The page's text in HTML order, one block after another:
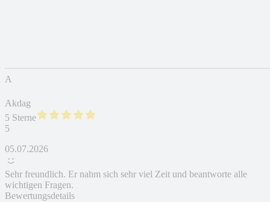
A
Akdag
5 Sterne
5
05.07.2026
Sehr freundlich. Er nahm sich sehr viel Zeit und beantworte alle
wichtigen Fragen.
Bewertungsdetails